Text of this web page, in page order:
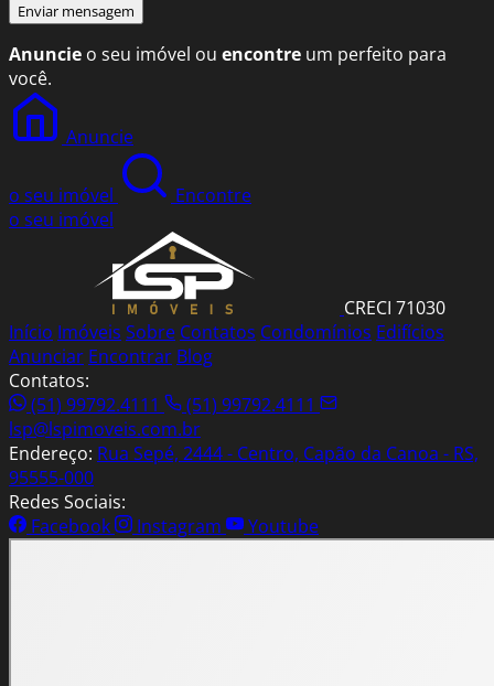
Enviar mensagem
Anuncie o seu imóvel ou encontre um perfeito para
você.
Anuncie
o seu imóvel
Encontre
o seu imóvel
CRECI 71030
Início Imóveis Sobre Contatos Condomínios Edifícios
Anunciar Encontrar Blog
Contatos:
(51) 99792.4111
(51) 99792.4111
lsp@lspimoveis.com.br
Endereço: Rua Sepé, 2444 - Centro, Capão da Canoa - RS,
95555-000
Redes Sociais:
Facebook
Instagram Youtube